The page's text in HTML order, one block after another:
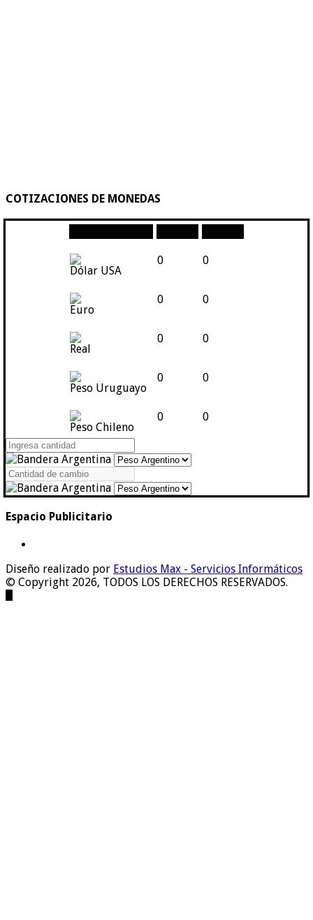
COTIZACIONES DE MONEDAS
Dólar USA
0 0
Euro
0 0
Real
0 0
Peso Uruguayo
0 0
Peso Chileno
0 0
Espacio Publicitario
Diseño realizado por Estudios Max - Servicios Informáticos
© Copyright 2026, TODOS LOS DERECHOS RESERVADOS.